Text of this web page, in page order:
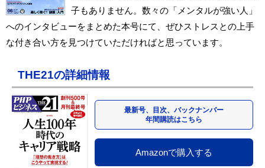
子もありません。数々の「メンタルが強い人」
へのインタビューをまとめた本号にて、ぜひストレスとの上手
な付き合い方を見つけていただければと思っています。
THE21の詳細情報
最新号、目次、バックナンバー
年間購読はこちら
Amazonで購入する